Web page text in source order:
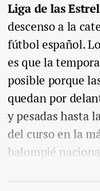
Liga de las
descenso a la
fútbol español.
es que la
posible porque
quedan por
y pesadas hasta
del curso en la
balompié